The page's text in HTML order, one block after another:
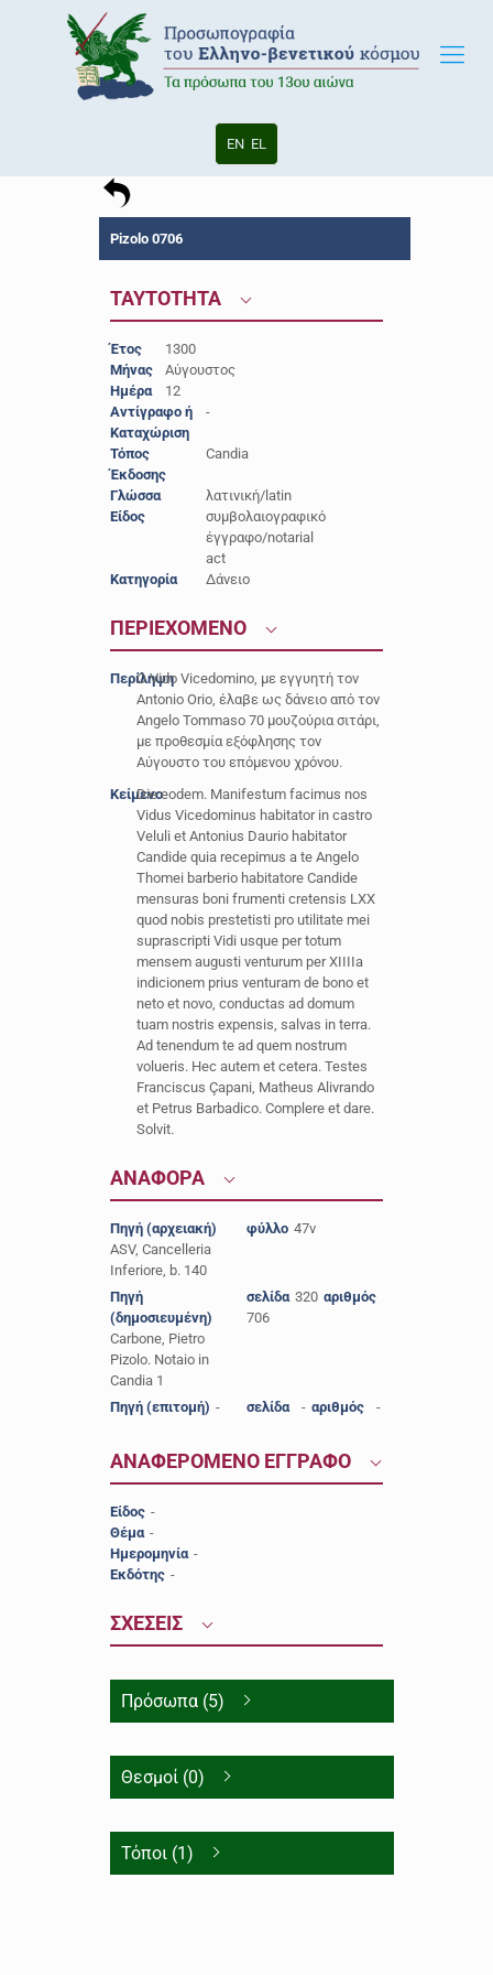
EN EL
Pizolo 0706
ΤΑΥΤΟΤΗΤΑ
Έτος
1300
Μήνας
Αύγουστος
Ημέρα
12
Αντίγραφο ή
Καταχώριση
-
Τόπος
Έκδοσης
Candia
Γλώσσα
λατινική/latin
Είδος
συμβολαιογραφικό
έγγραφο/notarial
act
Κατηγορία
Δάνειο
ΠΕΡΙΕΧΟΜΕΝΟ
Περίληψη
Ο Vido Vicedomino, με εγγυητή τον
Antonio Orio, έλαβε ως δάνειο από τον
Angelo Tommaso 70 μουζούρια σιτάρι,
με προθεσμία εξόφλησης τον
Αύγουστο του επόμενου χρόνου.
ΚείμενοDie eodem. Manifestum facimus nos
Vidus Vicedominus habitator in castro
Veluli et Antonius Daurio habitator
Candide quia recepimus a te Angelo
Thomei barberio habitatore Candide
mensuras boni frumenti cretensis LXX
quod nobis prestetisti pro utilitate mei
suprascripti Vidi usque per totum
mensem augusti venturum per XIIIIa
indicionem prius venturam de bono et
neto et novo, conductas ad domum
tuam nostris expensis, salvas in terra.
Ad tenendum te ad quem nostrum
volueris. Hec autem et cetera. Testes
Franciscus Çapani, Matheus Alivrando
et Petrus Barbadico. Complere et dare.
Solvit.
ΑΝΑΦΟΡΑ
Πηγή (αρχειακή)
ASV, Cancelleria
Inferiore, b. 140
φύλλο 47v
Πηγή
(δημοσιευμένη)
Carbone, Pietro
Pizolo. Notaio in
Candia 1
σελίδα 320 αριθμός
706
Πηγή (επιτομή) - σελίδα - αριθμός -
ΑΝΑΦΕΡΟΜΕΝΟ ΕΓΓΡΑΦΟ
Είδος -
Θέμα -
Ημερομηνία -
Εκδότης -
ΣΧΕΣΕΙΣ
Πρόσωπα (5)
Θεσμοί (0)
Τόποι (1)